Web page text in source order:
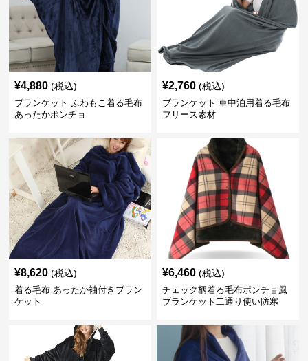
¥4,880 (税込)
ブランケット ふわもこ着る毛布
あったかポンチョ
¥2,760 (税込)
ブランケット 車中泊用着る毛布
フリース素材
¥8,620 (税込)
着る毛布 あったか袖付きブラン
ケット
¥6,460 (税込)
チェック柄着る毛布ポンチョ風
ブランケット二通り使い防寒